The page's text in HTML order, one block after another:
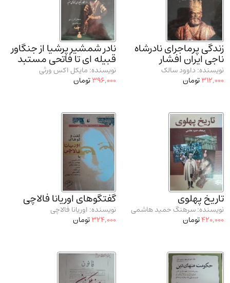
زندگی پرماجرای نادرشاه
ناجی ایران افشار
نویسنده: داوود سالک
312,000تومان
نادر شمشیر پرشیا از جنگاور
قبیله ای تا فاتحی مستبد
نویسنده: مایکل اکس ورثی
396,000تومان
تاریخ پهلوی
نویسنده: سرهنگ حمید هاشمی
420,000تومان
گفتگوهای اوریانا فالاچی
نویسنده: اوریانا فالاچی
324,000تومان